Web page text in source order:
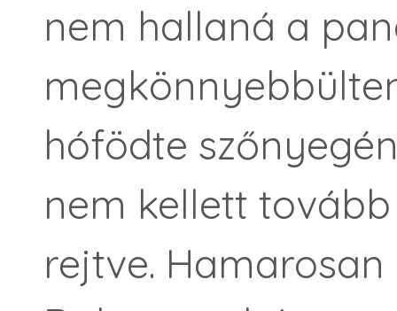
nem hallaná a
hófödte
nem kellett
rejtve.